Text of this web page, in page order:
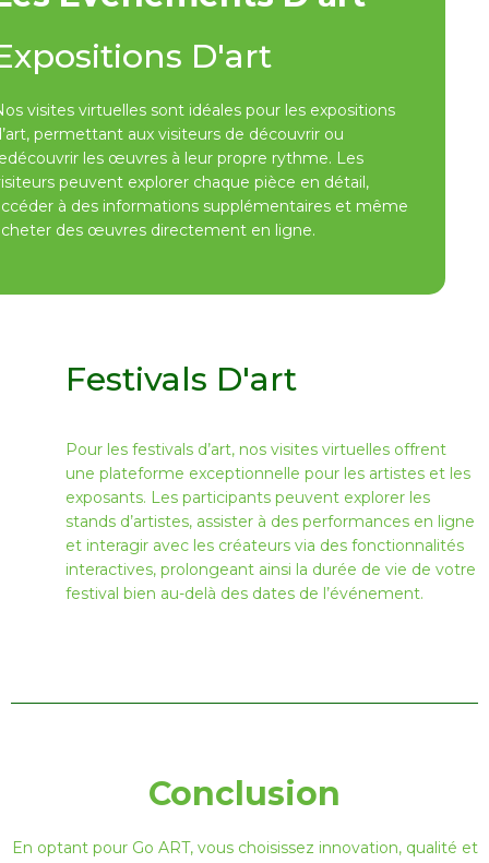
D'art
visites virtuelles sont idéales pour les expositions
permettant aux visiteurs de découvrir ou
les œuvres à leur propre rythme. Les
peuvent explorer chaque pièce en détail,
à des informations supplémentaires et même
des œuvres directement en ligne.
Festivals D'art
Pour les festivals d’art, nos visites virtuelles offrent
une plateforme exceptionnelle pour les artistes et les
exposants. Les participants peuvent explorer les
stands d’artistes, assister à des performances en ligne
et interagir avec les créateurs via des fonctionnalités
interactives, prolongeant ainsi la durée de vie de votre
festival bien au-delà des dates de l’événement.
Conclusion
En optant pour Go ART, vous choisissez innovation, qualité et